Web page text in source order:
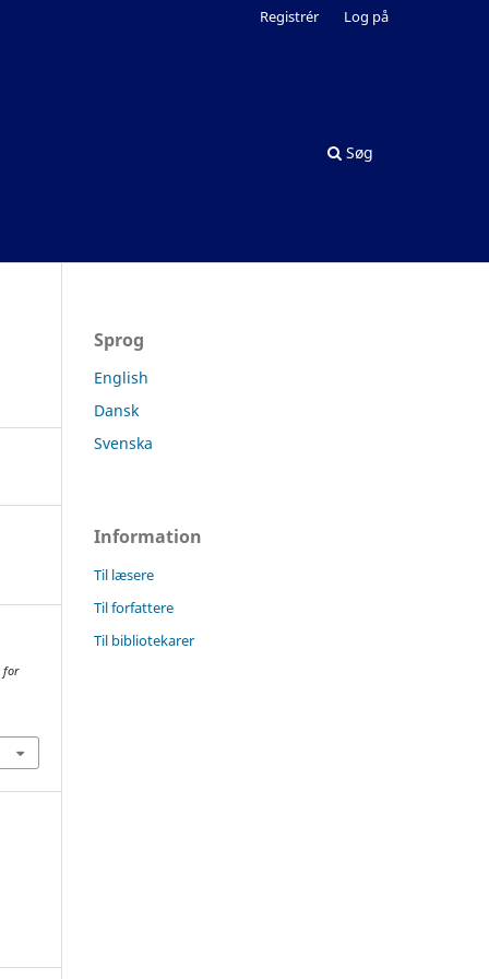
Søg
Registrér Log på
for
Sprog
English
Dansk
Svenska
Information
Til læsere
Til forfattere
Til bibliotekarer